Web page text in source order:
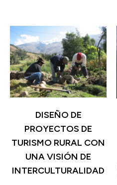
DISEÑO DE
PROYECTOS DE
TURISMO RURAL CON
UNA VISIÓN DE
INTERCULTURALIDAD